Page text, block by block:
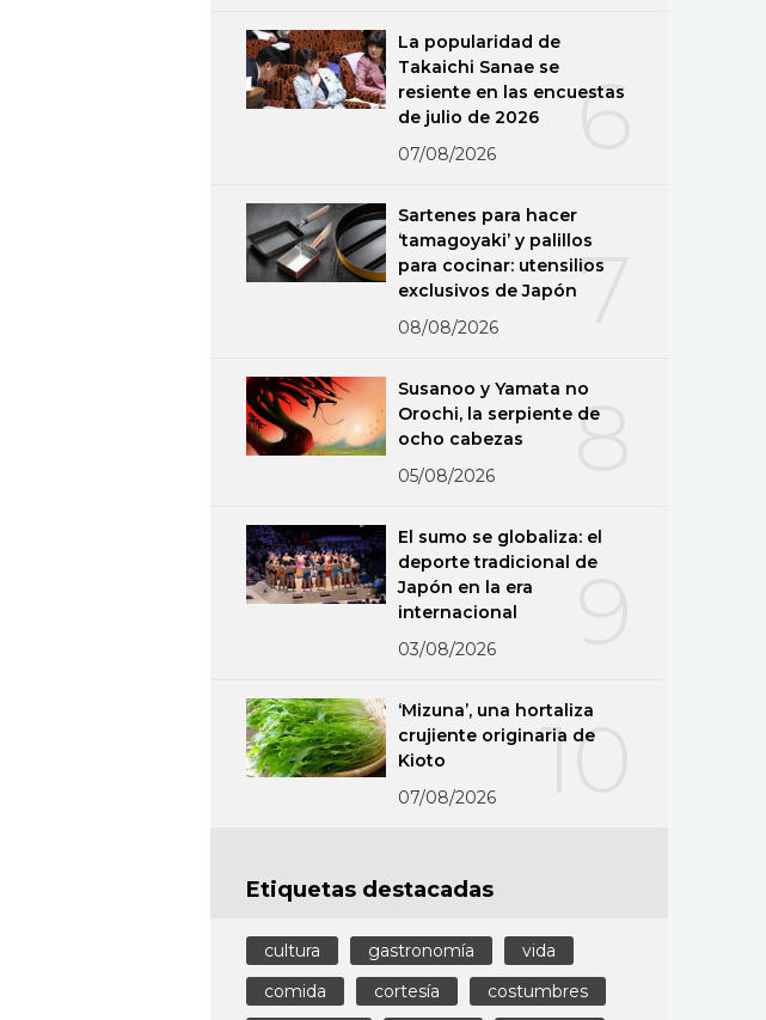
6
La popularidad de
Takaichi Sanae se
resiente en las encuestas
de julio de 2026
07/08/2026
7
Sartenes para hacer
‘tamagoyaki’ y palillos
para cocinar: utensilios
exclusivos de Japón
08/08/2026
8
Susanoo y Yamata no
Orochi, la serpiente de
ocho cabezas
05/08/2026
El sumo se globaliza: el
deporte tradicional de
Japón en la era
internacional
03/08/2026
10
‘Mizuna’, una hortaliza
crujiente originaria de
Kioto
07/08/2026
Etiquetas destacadas
cultura gastronomía
vida
comida
cortesía costumbres